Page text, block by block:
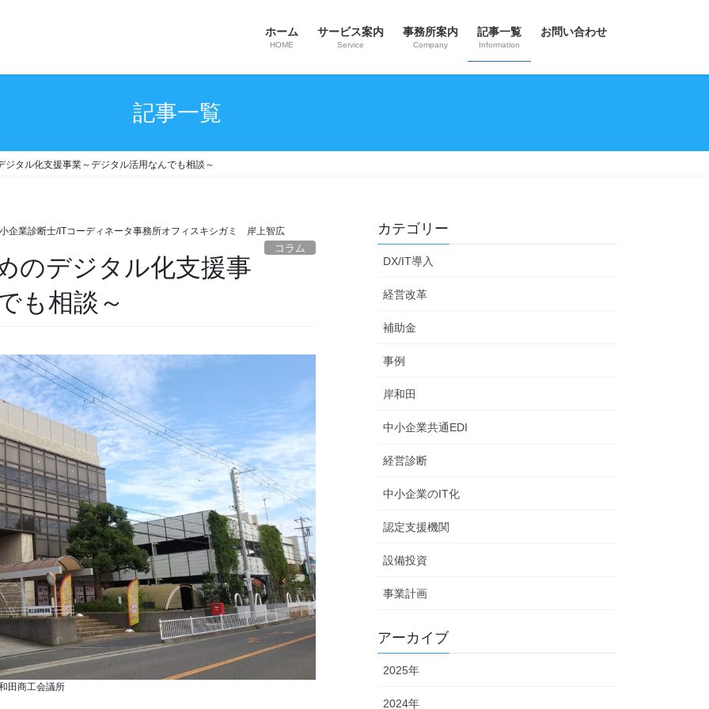
ホーム
HOME
サービス案内
Service
事務所案内
Company
記事一覧
Information
お問い合わせ
記事一覧
ジタル化支援事業～デジタル活用なんでも相談～
企業診断士/ITコーディネータ事務所オフィスキシガミ 岸上智広
コラム
のデジタル化支援事
も相談～
田商工会議所
カテゴリー
DX/IT導入
経営改革
補助金
事例
岸和田
中小企業共通EDI
経営診断
中小企業のIT化
認定支援機関
設備投資
事業計画
アーカイブ
2025年
2024年